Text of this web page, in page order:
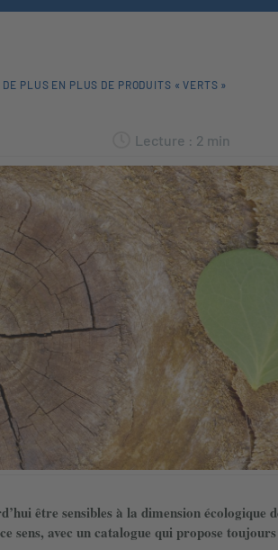
PLUS EN PLUS DE PRODUITS « VERTS »
Lecture : 2 min
être sensibles à la dimension écologique
sens, avec un catalogue qui propose